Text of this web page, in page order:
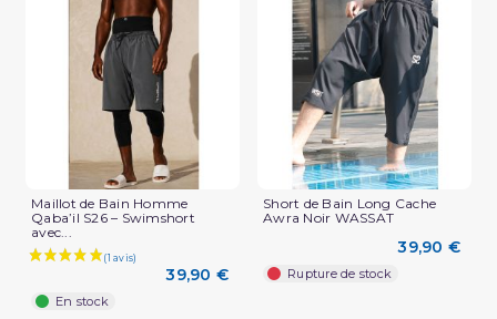
Maillot de Bain Homme
Qaba’il S26 – Swimshort
avec...
39,90 €
En stock
Short de Bain Long Cache
Awra Noir WASSAT
39,90 €
Rupture de stock